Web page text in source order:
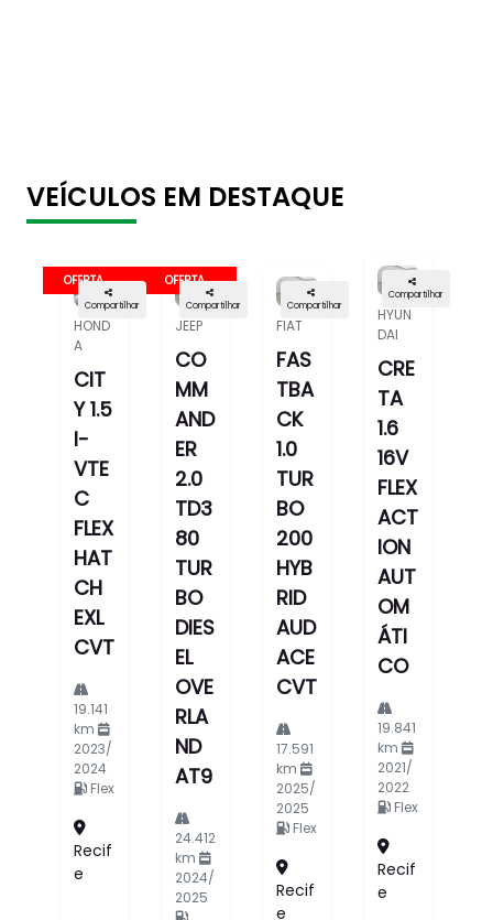
VEÍCULOS EM DESTAQUE
OFERTA
Compartilhar
HOND
A
CIT
Y 1.5
I-
VTE
C
FLEX
HAT
CH
EXL
CVT
19.141
km
2023/
2024
Flex
Recif
E
Compartilhar
HYUN
DAI
CRE
TA
1.6
16V
FLEX
ACT
ION
AUT
OM
ÁTI
CO
19.841
km
2021/
2022
Flex
Recif
E
OFERTA
Compartilhar
JEEP
CO
MM
AND
ER
2.0
TD3
80
TUR
BO
DIES
EL
OVE
RLA
ND
AT9
24.412
km
2024/
2025
Compartilhar
FIAT
FAS
TBA
CK
1.0
TUR
BO
200
HYB
RID
AUD
ACE
CVT
17.591
km
2025/
2025
Flex
Recif
E